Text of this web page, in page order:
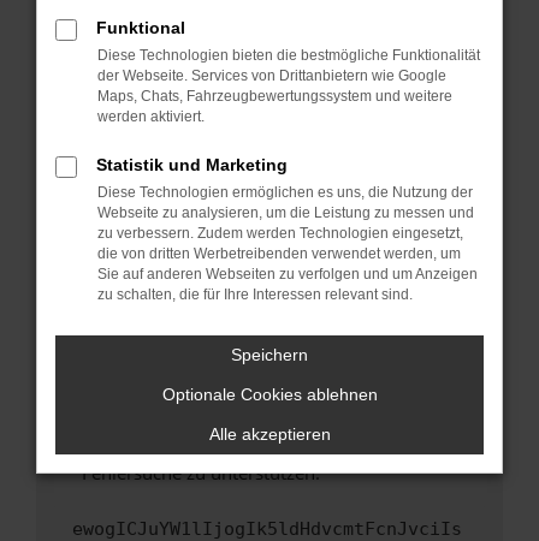
Fenster?
Starte dein Gerät neu.
Das kann manchmal helfen, vorübergehende
Probleme zu beheben.
Betriebssystem auf dem neuesten Stand
sind.
Veraltete Software birgt nicht nur ein
Sicherheitsrisiko, sondern kann auch dazu
führen, dass bestimmte Funktionen nicht mehr
unterstützt werden.
Wende dich an den Webseitenbetreiber.
Wenn du alle oben genannten Schritte versucht
hast, kontaktiere uns bitte. Wir werden
uns diesen Text schicken, um uns bei der
Fehlersuche zu unterstützen:
ewogICJuYW1lIjogIk5ldHdvcmtFcnJvciIs
Funktional
Diese Technologien bieten die bestmögliche Funktionalität
der Webseite. Services von Drittanbietern wie Google
Maps, Chats, Fahrzeugbewertungssystem und weitere
werden aktiviert.
Statistik und Marketing
Diese Technologien ermöglichen es uns, die Nutzung der
Webseite zu analysieren, um die Leistung zu messen und
zu verbessern. Zudem werden Technologien eingesetzt,
die von dritten Werbetreibenden verwendet werden, um
Sie auf anderen Webseiten zu verfolgen und um Anzeigen
zu schalten, die für Ihre Interessen relevant sind.
Speichern
Optionale Cookies ablehnen
Alle akzeptieren